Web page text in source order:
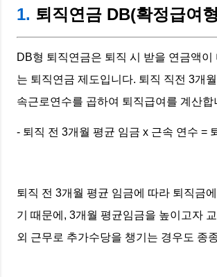
1. 퇴직연금 DB(확정급여
DB형 퇴직연금은 퇴직 시 받을 연금액이
는 퇴직연금 제도입니다. 퇴직 직전 3개
속근로연수를 곱하여 퇴직급여를 계산합
- 퇴직 전 3개월 평균 임금 x 근속 연수 =
퇴직 전 3개월 평균 임금에 따라 퇴직금에
기 때문에, 3개월 평균임금을 높이고자
외 근무로 추가수당을 챙기는 경우도 종